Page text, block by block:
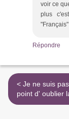
voir ce
plus c'est
Répondre
< Je ne suis pas autiste au
point d' oublier
retardement